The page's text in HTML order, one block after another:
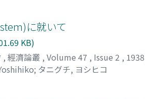
に就いて
KB)
, 經濟論叢 , Volume 47 , Issue 2 , 1938
; タニグチ, ヨシヒコ